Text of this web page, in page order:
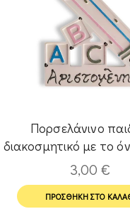
Πορσελάνινο
διακοσμητικό με το
παιδιού.
3,00€
ΠΡΟΣΘΉΚΗ ΣΤΟ